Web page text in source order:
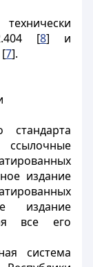
[8] и
7].
стандарта
издание
издание
все его
система